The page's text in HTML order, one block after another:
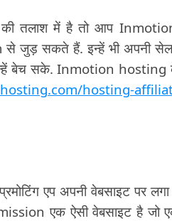
की तलाश में है तो आप
सकते हैं. इन्हें भी अपनी सेल
उन्हें बेच सके. Inmotion
hosting-
एप अपनी वेबसाइट पर
एक ऐसी वेबसाइट है जो